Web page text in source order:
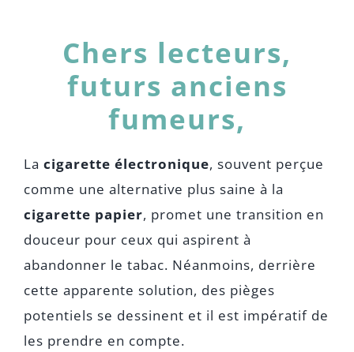
Chers lecteurs,
futurs anciens
fumeurs,
La cigarette électronique, souvent perçue
comme une alternative plus saine à la
cigarette papier, promet une transition en
douceur pour ceux qui aspirent à
abandonner le tabac. Néanmoins, derrière
cette apparente solution, des pièges
potentiels se dessinent et il est impératif de
les prendre en compte.